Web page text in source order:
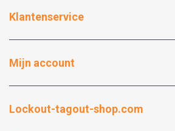
Klantenservice
Mijn account
Lockout-tagout-shop.com